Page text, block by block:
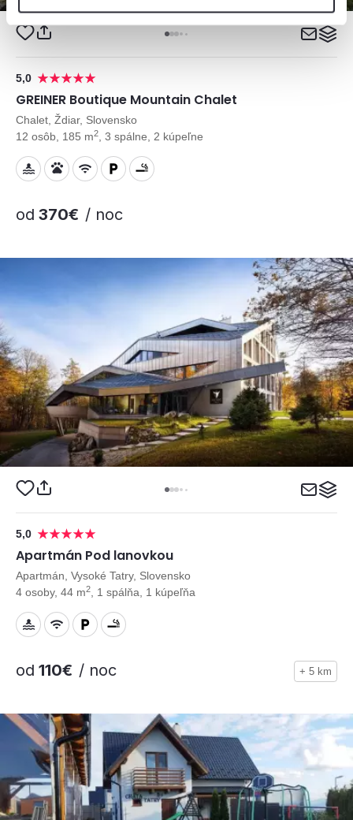
5,0
GREINER Boutique Mountain Chalet
Chalet, Ždiar, Slovensko
12 osôb, 185 m2 , 3 spálne, 2 kúpeľne
od 370€ / noc
5,0
Apartmán Pod lanovkou
Apartmán, Vysoké Tatry, Slovensko
4 osoby, 44 m2 , 1 spálňa, 1 kúpeľňa
od 110€ / noc + 5 km